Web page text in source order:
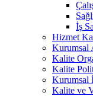
İş
Hizmet
Kurumsal
Kalite
Kalite
Kurumsal
Kalite ve